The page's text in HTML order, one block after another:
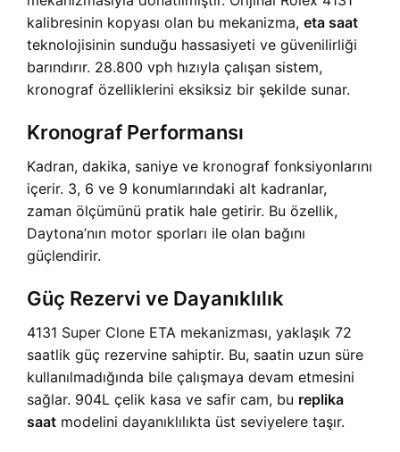
kalibresinin kopyası olan bu mekanizma, eta saat
teknolojisinin sunduğu hassasiyeti ve güvenilirliği
barındırır. 28.800 vph hızıyla çalışan sistem,
kronograf özelliklerini eksiksiz bir şekilde sunar.
Kronograf Performansı
Kadran, dakika, saniye ve kronograf fonksiyonlarını
içerir. 3, 6 ve 9 konumlarındaki alt kadranlar,
zaman ölçümünü pratik hale getirir. Bu özellik,
Daytona’nın motor sporları ile olan bağını
güçlendirir.
Güç Rezervi ve Dayanıklılık
4131 Super Clone ETA mekanizması, yaklaşık 72
saatlik güç rezervine sahiptir. Bu, saatin uzun süre
kullanılmadığında bile çalışmaya devam etmesini
sağlar. 904L çelik kasa ve safir cam, bu replika
saat modelini dayanıklılıkta üst seviyelere taşır.